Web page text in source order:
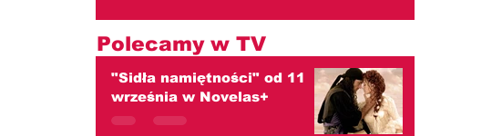
Polecamy w TV
"Sidła namiętności" od 11
września w Novelas+